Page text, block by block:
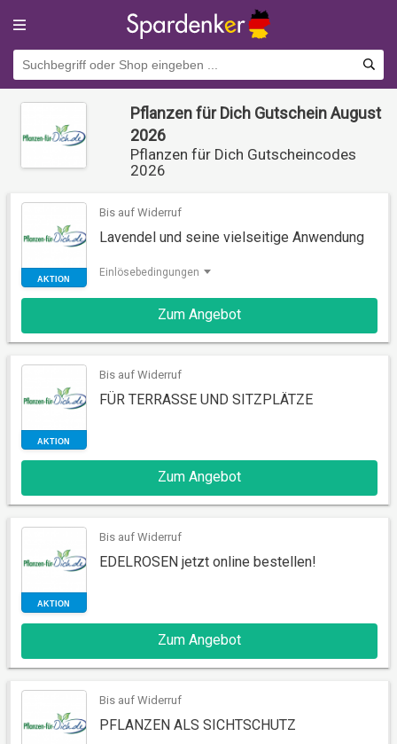
Pflanzen für Dich Gutschein August
2026
Pflanzen für Dich Gutscheincodes
2026
Bis auf Widerruf
Lavendel und seine vielseitige Anwendung
Einlösebedingungen
Zum Angebot
Bis auf Widerruf
FÜR TERRASSE UND SITZPLÄTZE
Zum Angebot
AKTION
Bis auf Widerruf
EDELROSEN jetzt online bestellen!
Zum Angebot
Bis auf Widerruf
PFLANZEN ALS SICHTSCHUTZ